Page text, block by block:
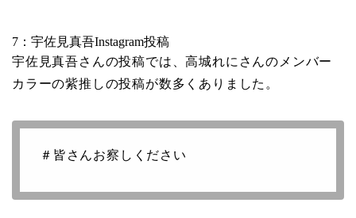
7：宇佐見真吾Instagram投稿
宇佐見真吾さんの投稿では、高城れにさんのメンバー
カラーの紫推しの投稿が数多くありました。
＃皆さんお察しください